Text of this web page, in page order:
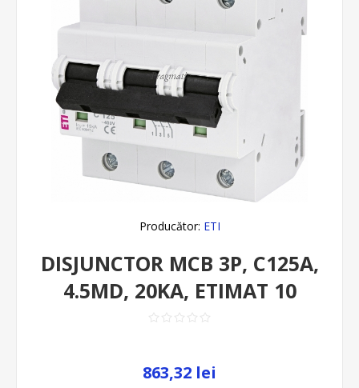
Producător: ETI
DISJUNCTOR MCB 3P, C125A,
4.5MD, 20KA, ETIMAT 10
863,32 lei